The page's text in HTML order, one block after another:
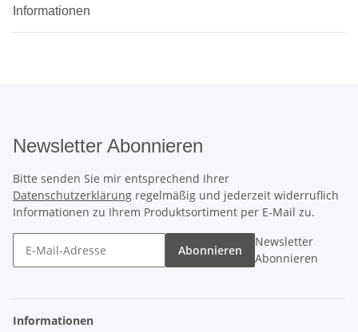
Informationen
Newsletter Abonnieren
Bitte senden Sie mir entsprechend Ihrer
Datenschutzerklärung regelmäßig und jederzeit widerruflich
Informationen zu Ihrem Produktsortiment per E-Mail zu.
Abonnieren
Newsletter
Abonnieren
Informationen